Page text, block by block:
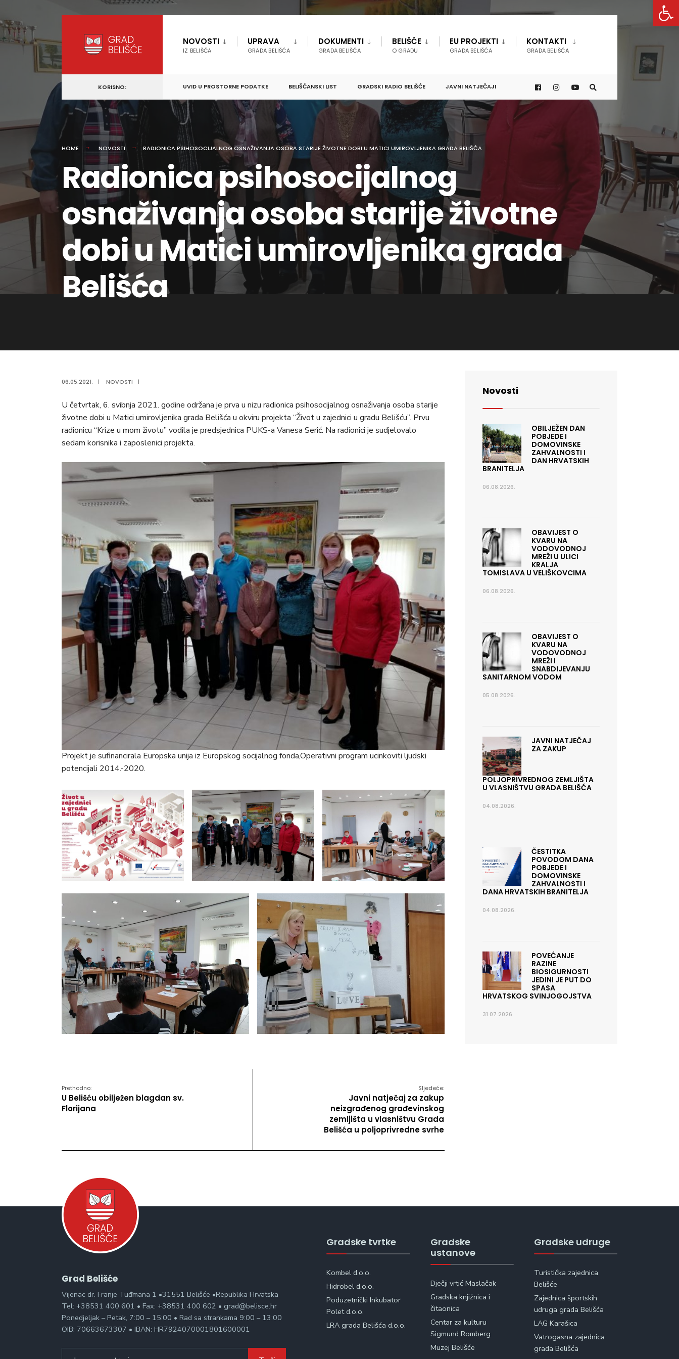
content
NOVOSTI
IZ BELIŠĆA
UPRAVA
GRADA BELIŠĆA
DOKUMENTI
GRADA BELIŠĆA
BELIŠĆE
O GRADU
EU PROJEKTI
GRADA BELIŠĆA
KONTAKTI
GRADA BELIŠĆA
KORISNO: UVID U PROSTORNE PODATKE BELIŠĆANSKI LIST GRADSKI RADIO BELIŠĆE JAVNI NATJEČAJI
HOME NOVOSTI RADIONICA PSIHOSOCIJALNOG OSNAŽIVANJA OSOBA STARIJE ŽIVOTNE DOBI U MATICI UMIROVLJENIKA GRADA BELIŠĆA
Radionica psihosocijalnog
osnaživanja osoba starije životne
dobi u Matici umirovljenika grada
Belišća
06.05.2021. | NOVOSTI |
U četvrtak, 6. svibnja 2021. godine održana je prva u nizu radionica psihosocijalnog osnaživanja osoba starije
životne dobi u Matici umirovljenika grada Belišća u okviru projekta “Život u zajednici u gradu Belišću”. Prvu
radionicu “Krize u mom životu” vodila je predsjednica PUKS-a Vanesa Serić. Na radionici je sudjelovalo
sedam korisnika i zaposlenici projekta.
Projekt je sufinancirala Europska unija iz Europskog socijalnog fonda,Operativni program ucinkoviti ljudski
potencijali 2014.-2020.
Prethodno:
U Belišću obilježen blagdan sv.
Florijana
Sljedeće:
Javni natječaj za zakup
neizgrađenog građevinskog
zemljišta u vlasništvu Grada
Belišća u poljoprivredne svrhe
Novosti
OBILJEŽEN DAN
POBJEDE I
DOMOVINSKE
ZAHVALNOSTI I
DAN HRVATSKIH
BRANITELJA
06.08.2026.
OBAVIJEST O
KVARU NA
VODOVODNOJ
MREŽI U ULICI
KRALJA
TOMISLAVA U VELIŠKOVCIMA
06.08.2026.
OBAVIJEST O
KVARU NA
VODOVODNOJ
MREŽI I
SNABDIJEVANJU
SANITARNOM VODOM
05.08.2026.
JAVNI NATJEČAJ
ZA ZAKUP
POLJOPRIVREDNOG ZEMLJIŠTA
U VLASNIŠTVU GRADA BELIŠĆA
04.08.2026.
ČESTITKA
POVODOM DANA
POBJEDE I
DOMOVINSKE
ZAHVALNOSTI I
DANA HRVATSKIH BRANITELJA
04.08.2026.
POVEĆANJE
RAZINE
BIOSIGURNOSTI
JEDINI JE PUT DO
SPASA
HRVATSKOG SVINJOGOJSTVA
31.07.2026.
Grad Belišće
Vijenac dr. Franje Tuđmana 1 •31551 Belišće •Republika Hrvatska
Tel: +38531 400 601 • Fax: +38531 400 602 • grad@belisce.hr
Ponedjeljak – Petak, 7:00 – 15:00 • Rad sa strankama 9:00 – 13:00
OIB: 70663673307 • IBAN: HR7924070001801600001
Gradske tvrtke
Kombel d.o.o.
Hidrobel d.o.o.
Poduzetnički Inkubator
Polet d.o.o.
LRA grada Belišća d.o.o.
Gradske
ustanove
Dječji vrtić Maslačak
Gradska knjižnica i
čitaonica
Centar za kulturu
Sigmund Romberg
Muzej Belišće
Gradske udruge
Turistička zajednica
Belišće
Zajednica športskih
udruga grada Belišća
LAG Karašica
Vatrogasna zajednica
grada Belišća